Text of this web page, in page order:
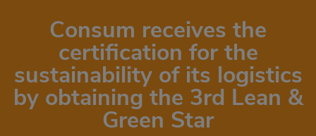
Consum receives the
certification for the
sustainability of its logistics
by obtaining the 3rd Lean &
Green Star